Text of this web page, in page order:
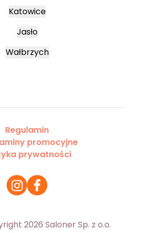
Katowice
Jasło
Wałbrzych
Regulamin
promocyjne
prywatności
2026 Saloner Sp. z o.o.